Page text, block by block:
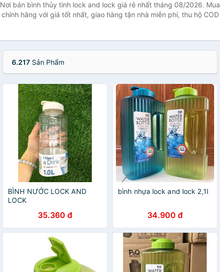
Nơi bán bình thủy tinh lock and lock giá rẻ nhất tháng 08/2026. Mua
chính hãng với giá tốt nhất, giao hàng tận nhà miễn phí, thu hộ COD
6.217 Sản Phẩm
BÌNH NƯỚC LOCK AND
LOCK
35.360 đ
bình nhựa lock and lock 2,1l
34.900 đ